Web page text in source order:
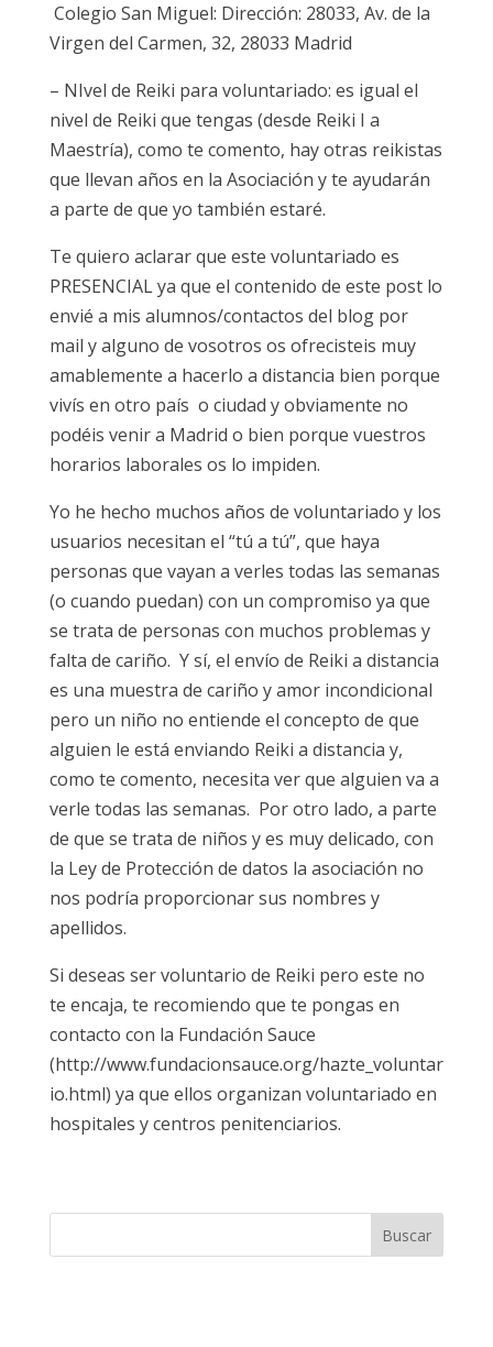
Colegio San Miguel: Dirección: 28033, Av. de la
Virgen del Carmen, 32, 28033 Madrid
– NIvel de Reiki para voluntariado: es igual el
nivel de Reiki que tengas (desde Reiki I a
Maestría), como te comento, hay otras reikistas
que llevan años en la Asociación y te ayudarán
a parte de que yo también estaré.
Te quiero aclarar que este voluntariado es
PRESENCIAL ya que el contenido de este post lo
envié a mis alumnos/contactos del blog por
mail y alguno de vosotros os ofrecisteis muy
amablemente a hacerlo a distancia bien porque
vivís en otro país o ciudad y obviamente no
podéis venir a Madrid o bien porque vuestros
horarios laborales os lo impiden.
Yo he hecho muchos años de voluntariado y los
usuarios necesitan el “tú a tú”, que haya
personas que vayan a verles todas las semanas
(o cuando puedan) con un compromiso ya que
se trata de personas con muchos problemas y
falta de cariño. Y sí, el envío de Reiki a distancia
es una muestra de cariño y amor incondicional
pero un niño no entiende el concepto de que
alguien le está enviando Reiki a distancia y,
como te comento, necesita ver que alguien va a
verle todas las semanas. Por otro lado, a parte
de que se trata de niños y es muy delicado, con
la Ley de Protección de datos la asociación no
nos podría proporcionar sus nombres y
apellidos.
Si deseas ser voluntario de Reiki pero este no
te encaja, te recomiendo que te pongas en
contacto con la Fundación Sauce
(http://www.fundacionsauce.org/hazte_voluntar
io.html) ya que ellos organizan voluntariado en
hospitales y centros penitenciarios.